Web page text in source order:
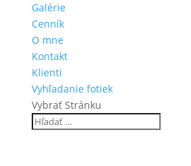
Galérie
Cenník
O mne
Kontakt
Klienti
Vyhľadanie fotiek
Vybrať Stránku